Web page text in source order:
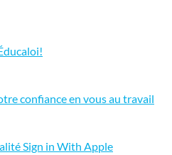
confiance en vous au travail
Sign in With Apple